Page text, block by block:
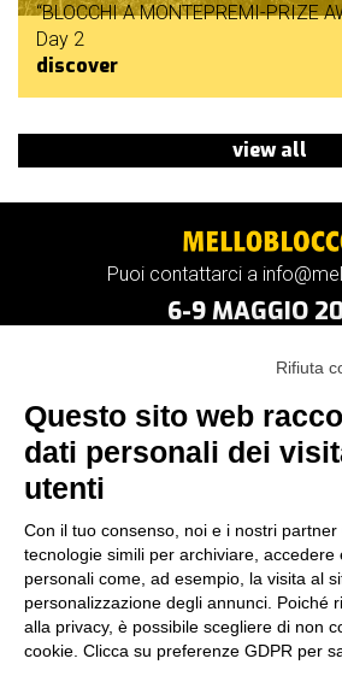
“BLOCCHI A MONTEPREMI-PRIZE
Day 2
discover
view all
Puoi contattarci a
6-9 MAGGIO
Rifiuta
Questo sito web
dati personali dei
utenti
Con il tuo consenso, noi e i nostri
tecnologie simili per archiviare, accedere
personali come, ad esempio, la visita al
personalizzazione degli annunci. Poiché
alla privacy, è possibile scegliere di non
cookie. Clicca su preferenze GDPR per